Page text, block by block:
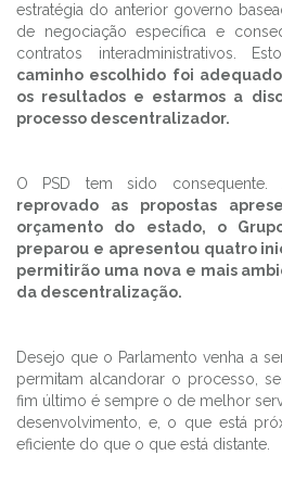
estratégia do anterior governo
de negociação específica e
contratos interadministrativos.
caminho escolhido foi
os resultados e estarmos a
processo descentralizador.
O PSD tem sido consequente.
reprovado as propostas
orçamento do estado, o
preparou e apresentou quatro
permitirão uma nova e mais
da descentralização.
Desejo que o Parlamento venha a
permitam alcandorar o processo,
fim último é sempre o de melhor
desenvolvimento, e, o que está
eficiente do que o que está distante.